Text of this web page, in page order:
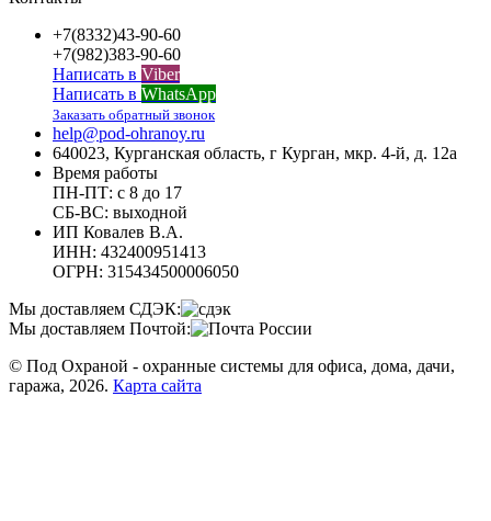
+7(8332)43-90-60
+7(982)383-90-60
Написать в Viber
Написать в WhatsApp
Заказать обратный звонок
help@pod-ohranoy.ru
640023, Курганская область, г Курган, мкр. 4-й, д. 12а
Время работы
ПН-ПТ: с 8 до 17
СБ-ВС: выходной
ИП Ковалев В.А.
ИНН: 432400951413
ОГРН: 315434500006050
Мы доставляем СДЭК:
Мы доставляем Почтой:
© Под Охраной - охранные системы для офиса, дома, дачи,
гаража, 2026. Карта сайта